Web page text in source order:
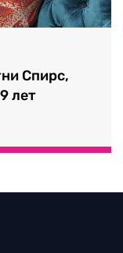
Спирс,
лет